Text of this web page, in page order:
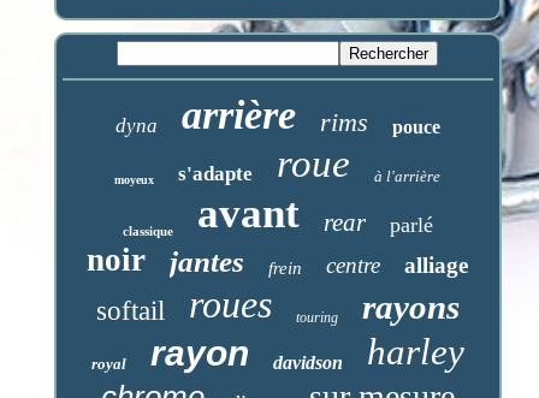
dyna arrière rims pouce
moyeux s'adapte roue à l'arrière
classique avant rear parlé
noir jantes frein centre alliage
softail roues touring rayons
royal rayon davidson harley